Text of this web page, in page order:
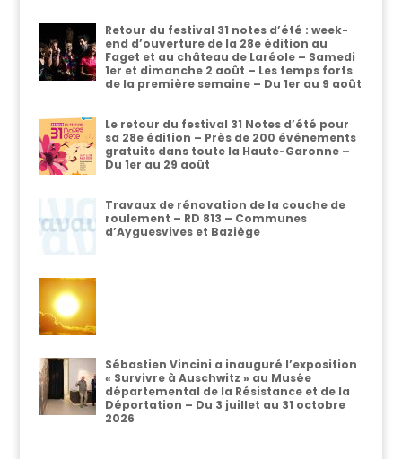
Retour du festival 31 notes d’été : week-
end d’ouverture de la 28e édition au
Faget et au château de Laréole – Samedi
1er et dimanche 2 août – Les temps forts
de la première semaine – Du 1er au 9 août
Le retour du festival 31 Notes d’été pour
sa 28e édition – Près de 200 événements
gratuits dans toute la Haute-Garonne –
Du 1er au 29 août
Travaux de rénovation de la couche de
roulement – RD 813 – Communes
d’Ayguesvives et Baziège
Sébastien Vincini a inauguré l’exposition
« Survivre à Auschwitz » au Musée
départemental de la Résistance et de la
Déportation – Du 3 juillet au 31 octobre
2026